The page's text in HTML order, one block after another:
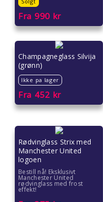
Gaver til ektefelle
Gaver til gutter
Gaver til henne
Gaver til jenter
Gaver til kjære
Gaver til kolleger
Gaver til kona
Fra 990 kr
Champagneglass Silvija
(grønn)
Ikke pa lager
Fra 452 kr
Rødvinglass Strix med
Manchester United
logoen
Bestill nå! Eksklusivt
Manchester United
rødvinglass med frost
effekt!